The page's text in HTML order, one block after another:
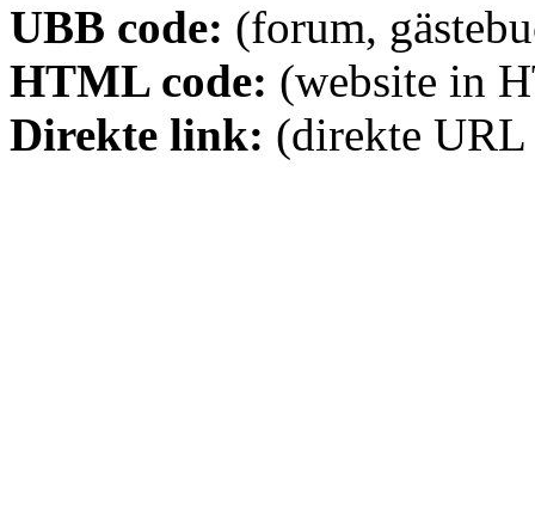
UBB code: (forum,
HTML code: (website in
Direkte link: (direkte